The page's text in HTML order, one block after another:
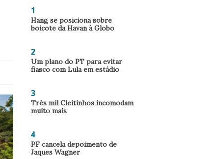
1
Hang se posiciona sobre
boicote da Havan à Globo
2
Um plano do PT para evitar
fiasco com Lula em estádio
3
Três mil Cleitinhos incomodam
muito mais
4
PF cancela depoimento de
Jaques Wagner